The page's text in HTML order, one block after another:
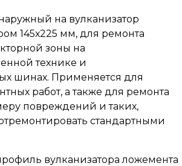
на вулканизатор
145х225 мм, для ремонта
зоны на
технике и
шинах. Применяется для
работ, а также для ремонта
повреждений и таких,
стандартными
вулканизатора ложемента